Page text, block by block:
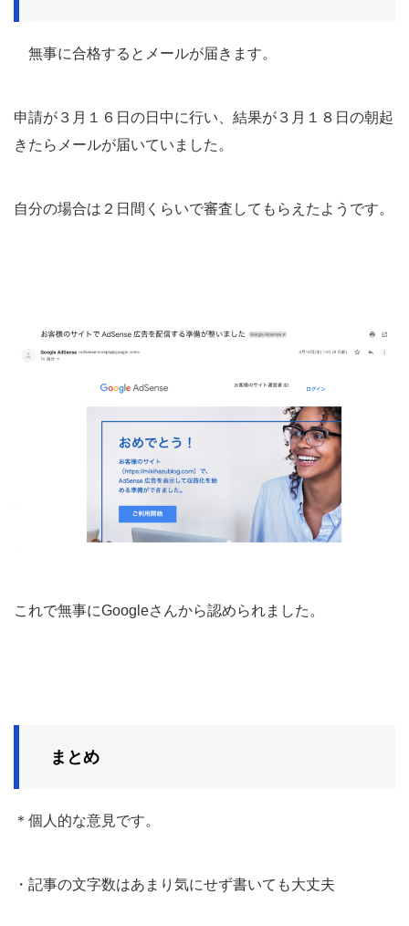
無事に合格するとメールが届きます。
申請が３月１６日の日中に行い、結果が３月１８日の朝起
きたらメールが届いていました。
自分の場合は２日間くらいで審査してもらえたようです。
これで無事にGoogleさんから認められました。
まとめ
＊個人的な意見です。
・記事の文字数はあまり気にせず書いても大丈夫